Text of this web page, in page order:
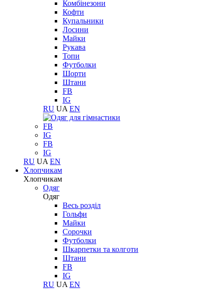
Комбінезони
Кофти
Купальники
Лосини
Майки
Рукава
Топи
Футболки
Шорти
Штани
FB
IG
RU UA EN
FB
IG
FB
IG
RU UA EN
Хлопчикам
Хлопчикам
Одяг
Одяг
Весь розділ
Гольфи
Майки
Сорочки
Футболки
Шкарпетки та колготи
Штани
FB
IG
RU UA EN